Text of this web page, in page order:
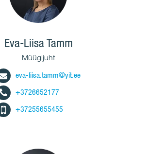
Eva-Liisa Tamm
Müügijuht
eva-liisa.tamm@yit.ee
+3726652177
+37255655455